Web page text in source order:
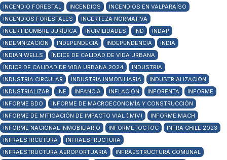
INCENDIO FORESTAL
INCENDIOS
INCENDIOS EN VALPARAÍSO
INCENDIOS FORESTALES
INCERTEZA NORMATIVA
INCERTIDUMBRE JURÍDICA
INCIVILIDADES IND
INDAP
INDEMNIZACIÓN
INDEPENDECIA INDEPENDENCIA
INDIA
INDIAN WELLS
ÍNDICE DE CALIDAD DE VIDA URBANA
ÍNDICE DE CALIDAD DE VIDA URBANA 2024
INDUSTRIA
INDUSTRIA CIRCULAR
INDUSTRIA INMOBILIARIA
INDUSTRIALIZACIÓN
INDUSTRIALIZAR
INE INFANCIA INFLACIÓN INFORENTA
INFORME
INFORME BDO
INFORME DE MACROECONOMÍA Y CONSTRUCCIÓN
INFORME DE MITIGACIÓN DE IMPACTO VIAL (IMIV)
INFORME MACH
INFORME NACIONAL INMOBILIARIO
INFORMETOCTOC
INFRA CHILE 2023
INFRAESTRCUTURA
INFRAESTRUCTURA
INFRAESTRUCTURA AEROPORTUARIA
INFRAESTRUCTURA COMUNAL